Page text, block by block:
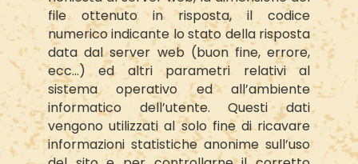
file ottenuto in risposta, il codice
numerico indicante lo stato della risposta
data dal server web (buon fine, errore,
ecc…) ed altri parametri relativi al
sistema operativo ed all’ambiente
informatico dell’utente. Questi dati
vengono utilizzati al solo fine di ricavare
informazioni statistiche anonime sull’uso